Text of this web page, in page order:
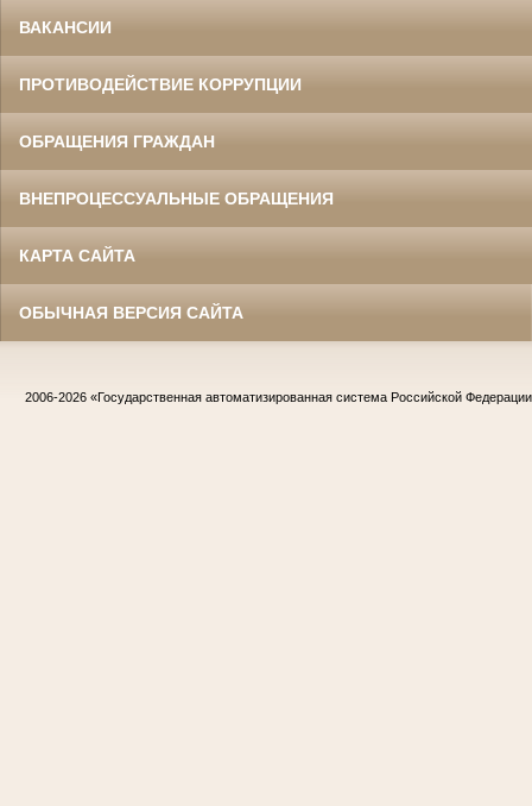
ВАКАНСИИ
ПРОТИВОДЕЙСТВИЕ КОРРУПЦИИ
ОБРАЩЕНИЯ ГРАЖДАН
ВНЕПРОЦЕССУАЛЬНЫЕ ОБРАЩЕНИЯ
КАРТА САЙТА
ОБЫЧНАЯ ВЕРСИЯ САЙТА
2006-2026 «Государственная автоматизированная система Российской